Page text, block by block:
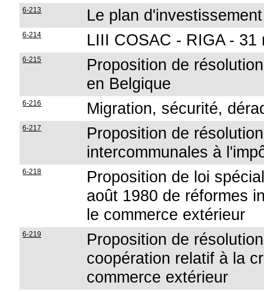
6-213 Le plan
6-214 LIII COSAC - RIGA - 31
6-215
Proposition de
en Belgique
6-216 Migration, sécurité,
6-217
Proposition de
intercommunales à
6-218
Proposition de loi
août 1980 de réformes
le commerce extérieur
6-219
Proposition de
coopération relatif à la
commerce extérieur